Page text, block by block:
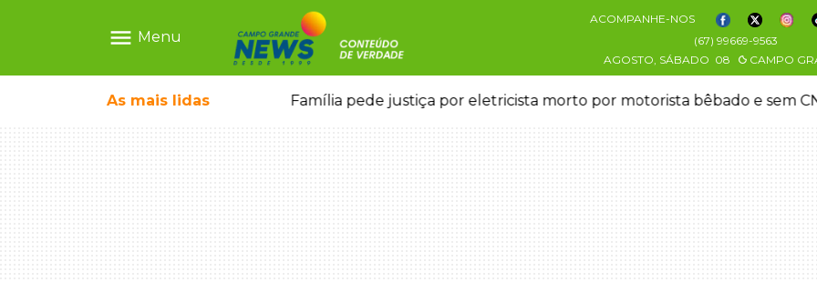
menu Menu
ACOMPANHE-NOS
(67) 99669-9563
AGOSTO, SÁBADO 08 CAMPO
As mais lidas
e morre a caminho do hospital Família pede justiça por eletricista morto por motorista bêbado e sem